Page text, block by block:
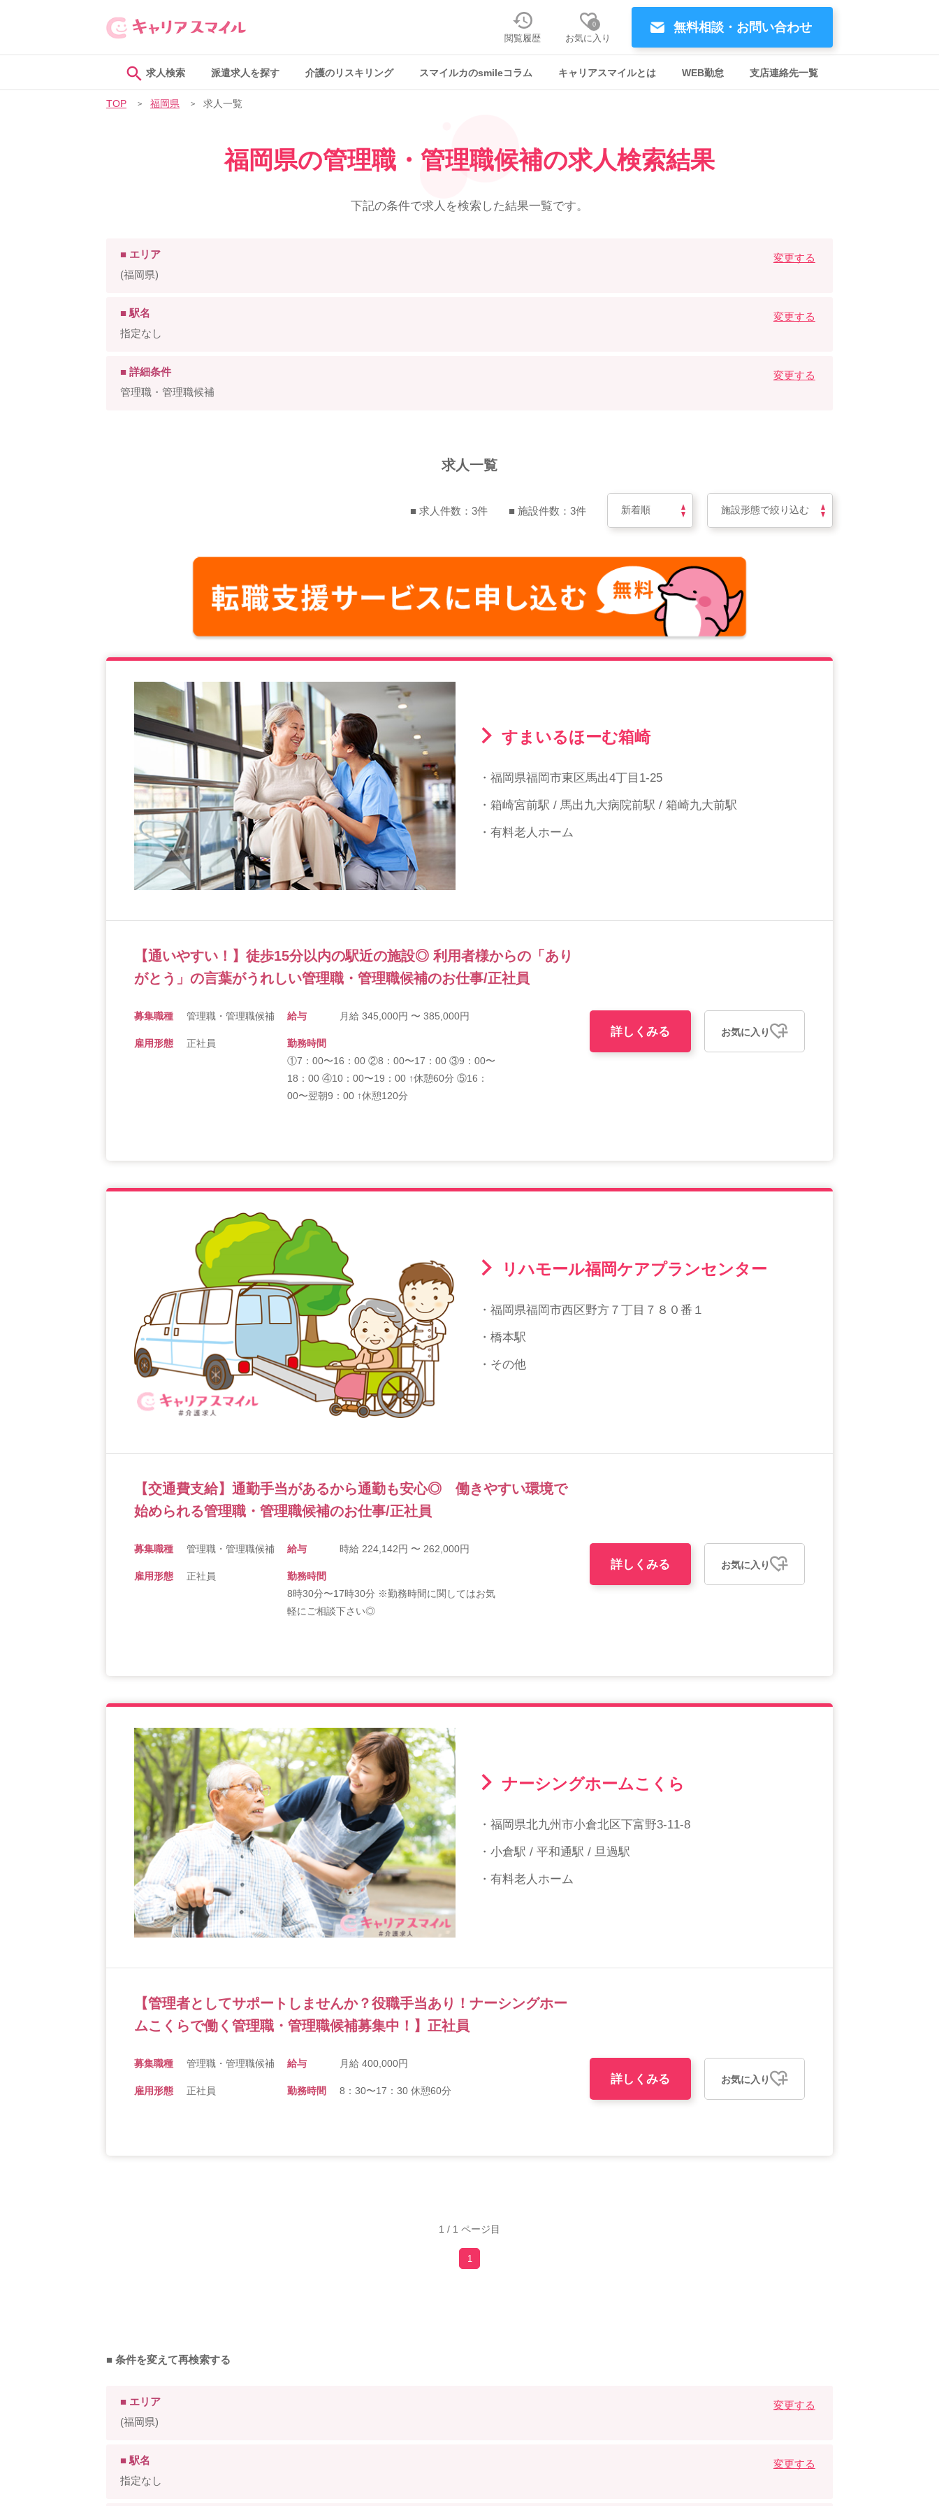
無料相談・お問い合わせ
閲覧履歴
0
お気に入り
求人検索 派遣求人を探す 介護のリスキリング スマイルカのsmileコラム キャリアスマイルとは WEB勤怠 支店連絡先一覧
TOP 福岡県 求人一覧
福岡県の管理職・管理職候補の求人検索結果
下記の条件で求人を検索した結果一覧です。
■ エリア
(福岡県)
変更する
■ 駅名
指定なし
変更する
■ 詳細条件
管理職・管理職候補
変更する
求人一覧
■ 求人件数：3件 ■ 施設件数：3件
すまいるほーむ箱崎
・福岡県福岡市東区馬出4丁目1-25
・箱崎宮前駅 / 馬出九大病院前駅 / 箱崎九大前駅
・有料老人ホーム
【通いやすい！】徒歩15分以内の駅近の施設◎ 利用者様からの「あり
がとう」の言葉がうれしい管理職・管理職候補のお仕事/正社員
募集職種 管理職・管理職候補 給与 月給 345,000円 〜 385,000円
雇用形態 正社員
勤務時間
①7：00〜16：00 ②8：00〜17：00 ③9：00〜
18：00 ④10：00〜19：00 ↑休憩60分 ⑤16：
00〜翌朝9：00 ↑休憩120分
詳しくみる お気に入り
リハモール福岡ケアプランセンター
・福岡県福岡市西区野方７丁目７８０番１
・橋本駅
・その他
【交通費支給】通勤手当があるから通勤も安心◎ 働きやすい環境で
始められる管理職・管理職候補のお仕事/正社員
募集職種 管理職・管理職候補 給与 時給 224,142円 〜 262,000円
雇用形態 正社員
勤務時間
8時30分〜17時30分 ※勤務時間に関してはお気
軽にご相談下さい◎
詳しくみる お気に入り
ナーシングホームこくら
・福岡県北九州市小倉北区下富野3-11-8
・小倉駅 / 平和通駅 / 旦過駅
・有料老人ホーム
【管理者としてサポートしませんか？役職手当あり！ナーシングホー
ムこくらで働く管理職・管理職候補募集中！】正社員
募集職種 管理職・管理職候補 給与 月給 400,000円
雇用形態 正社員 勤務時間 8：30〜17：30 休憩60分
詳しくみる お気に入り
1 / 1 ページ目
1
■ 条件を変えて再検索する
■ エリア
(福岡県)
変更する
■ 駅名
指定なし
変更する